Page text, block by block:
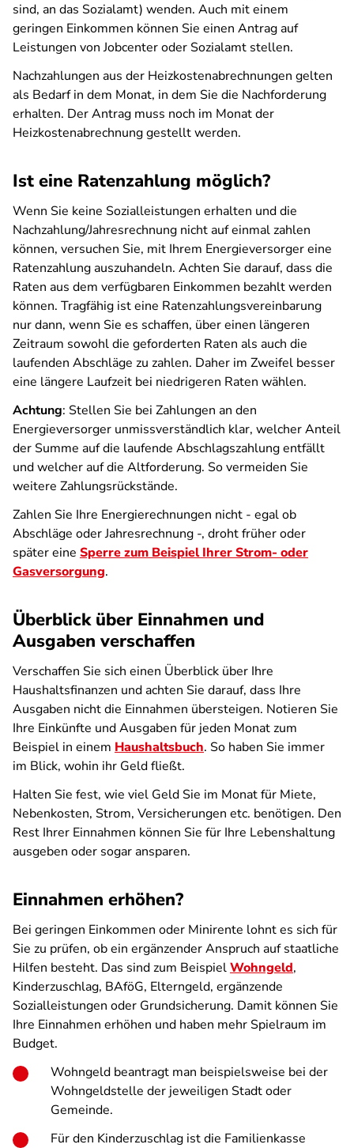
sind, an das Sozialamt) wenden. Auch mit einem
geringen Einkommen können Sie einen Antrag auf
Leistungen von Jobcenter oder Sozialamt stellen.
Nachzahlungen aus der Heizkostenabrechnungen gelten
als Bedarf in dem Monat, in dem Sie die Nachforderung
erhalten. Der Antrag muss noch im Monat der
Heizkostenabrechnung gestellt werden.
Ist eine Ratenzahlung möglich?
Wenn Sie keine Sozialleistungen erhalten und die
Nachzahlung/Jahresrechnung nicht auf einmal zahlen
können, versuchen Sie, mit Ihrem Energieversorger eine
Ratenzahlung auszuhandeln. Achten Sie darauf, dass die
Raten aus dem verfügbaren Einkommen bezahlt werden
können. Tragfähig ist eine Ratenzahlungsvereinbarung
nur dann, wenn Sie es schaffen, über einen längeren
Zeitraum sowohl die geforderten Raten als auch die
laufenden Abschläge zu zahlen. Daher im Zweifel besser
eine längere Laufzeit bei niedrigeren Raten wählen.
Achtung: Stellen Sie bei Zahlungen an den
Energieversorger unmissverständlich klar, welcher Anteil
der Summe auf die laufende Abschlagszahlung entfällt
und welcher auf die Altforderung. So vermeiden Sie
weitere Zahlungsrückstände.
Zahlen Sie Ihre Energierechnungen nicht - egal ob
Abschläge oder Jahresrechnung -, droht früher oder
später eine Sperre zum Beispiel Ihrer Strom- oder
Gasversorgung.
Überblick über Einnahmen und
Ausgaben verschaffen
Verschaffen Sie sich einen Überblick über Ihre
Haushaltsfinanzen und achten Sie darauf, dass Ihre
Ausgaben nicht die Einnahmen übersteigen. Notieren Sie
Ihre Einkünfte und Ausgaben für jeden Monat zum
Beispiel in einem Haushaltsbuch. So haben Sie immer
im Blick, wohin ihr Geld fließt.
Halten Sie fest, wie viel Geld Sie im Monat für Miete,
Nebenkosten, Strom, Versicherungen etc. benötigen. Den
Rest Ihrer Einnahmen können Sie für Ihre Lebenshaltung
ausgeben oder sogar ansparen.
Einnahmen erhöhen?
Bei geringen Einkommen oder Minirente lohnt es sich für
Sie zu prüfen, ob ein ergänzender Anspruch auf staatliche
Hilfen besteht. Das sind zum BeispielWohngeld,
Kinderzuschlag, BAföG, Elterngeld, ergänzende
Sozialleistungen oder Grundsicherung. Damit können Sie
Ihre Einnahmen erhöhen und haben mehr Spielraum im
Budget.
Wohngeld beantragt man beispielsweise bei der
Wohngeldstelle der jeweiligen Stadt oder
Gemeinde.
Für den Kinderzuschlag ist die Familienkasse